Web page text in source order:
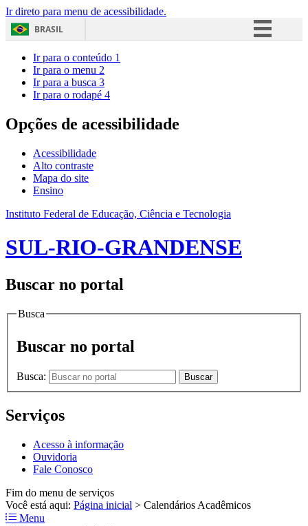
Ir direto para menu de acessibilidade.
BRASIL
Acesso à informação
Ir para o conteúdo 1
Ir para o menu 2
Ir para a busca 3
Ir para o rodapé 4
Opções de acessibilidade
Acessibilidade
Alto contraste
Mapa do site
Ensino
Instituto Federal de Educação, Ciência e Tecnologia
SUL-RIO-GRANDENSE
Buscar no portal
Busca
Buscar no portal
Busca: Buscar
Serviços
Acesso à informação
Ouvidoria
Fale Conosco
Fim do menu de serviços
Você está aqui: Página inicial > Calendários Acadêmicos
Menu